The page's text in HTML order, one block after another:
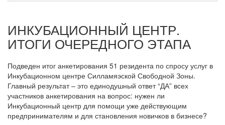
ИНКУБАЦИОННЫЙ ЦЕНТР.
ИТОГИ ОЧЕРЕДНОГО ЭТАПА
Подведен итог анкетирования 51 резидента по спросу услуг в
Инкубационном центре Силламяэской Свободной Зоны.
Главный результат – это единодушный ответ “ДА” всех
участников анкетирования на вопрос: нужен ли
Инкубационный центр для помощи уже действующим
предпринимателям и для становления новичков в бизнесе?